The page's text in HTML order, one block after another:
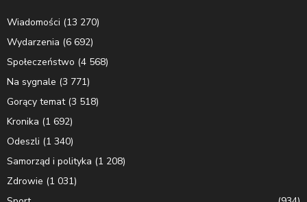
Wiadomości (13 270)
Wydarzenia (6 692)
Społeczeństwo (4 568)
Na sygnale (3 771)
Gorący temat(3 518)
Kronika (1 692)
Odeszli (1 340)
Samorząd i polityka (1 208)
Zdrowie (1 031)